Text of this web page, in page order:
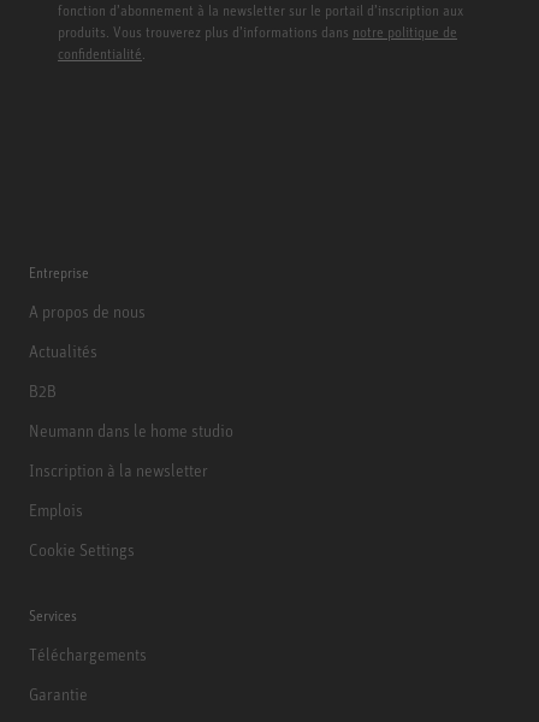
fonction d’abonnement à la newsletter sur le portail d’inscription aux
produits. Vous trouverez plus d’informations dans notre politique de
confidentialité.
Entreprise
A propos de nous
Actualités
B2B
Neumann dans le home studio
Inscription à la newsletter
Emplois
Cookie Settings
Services
Téléchargements
Garantie